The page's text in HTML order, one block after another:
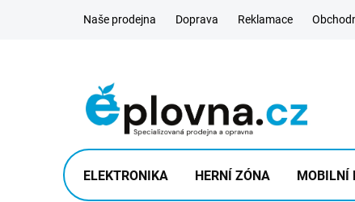
Naše prodejna Doprava Reklamace
ELEKTRONIKA HERNÍ ZÓNA MOBILNÍ